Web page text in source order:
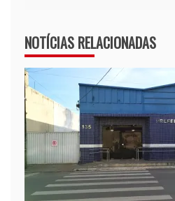
NOTÍCIAS RELACIONADAS